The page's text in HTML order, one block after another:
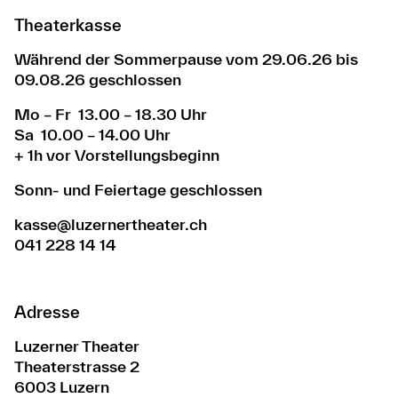
Theaterkasse
Während der Sommerpause vom 29.06.26 bis
09.08.26 geschlossen
Mo – Fr 13.00 – 18.30 Uhr
Sa 10.00 – 14.00 Uhr
+ 1h vor Vorstellungsbeginn
Sonn- und Feiertage geschlossen
kasse@luzernertheater.ch
041 228 14 14
Adresse
Luzerner Theater
Theaterstrasse 2
6003 Luzern